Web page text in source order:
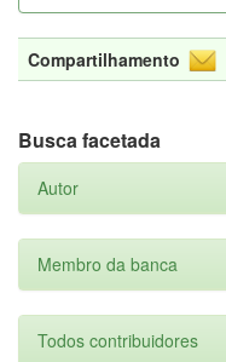
Compartilhamento
Busca facetada
Autor
Membro da banca
Todos contribuidores